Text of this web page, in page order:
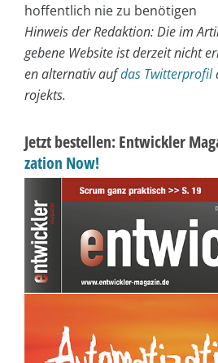
hoffentlich nie zu benötigen
Hinweis der Redaktion: Die im
gebene Website ist derzeit nicht
en alternativ aufdas Twitterprofil
rojekts.
Jetzt bestellen: Entwickler
zation Now!